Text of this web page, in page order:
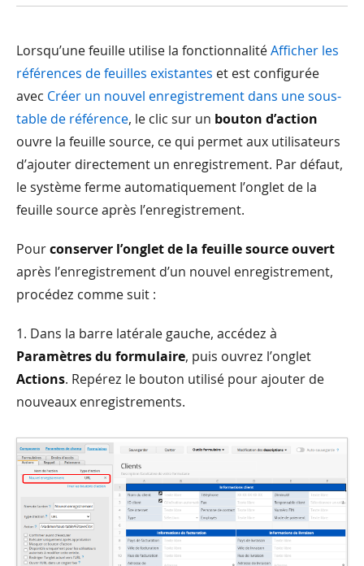
Lorsqu’une feuille utilise la fonctionnalitéAfficher les
références de feuilles existantes et est configurée
avec Créer un nouvel enregistrement dans une sous-
table de référence, le clic sur un bouton d’action
ouvre la feuille source, ce qui permet aux utilisateurs
d’ajouter directement un enregistrement. Par défaut,
le système ferme automatiquement l’onglet de la
feuille source après l’enregistrement.
Pourconserver l’onglet de la feuille source ouvert
après l’enregistrement d’un nouvel enregistrement,
procédez comme suit :
1. Dans la barre latérale gauche, accédez à
Paramètres du formulaire, puis ouvrez l’onglet
Actions. Repérez le bouton utilisé pour ajouter de
nouveaux enregistrements.